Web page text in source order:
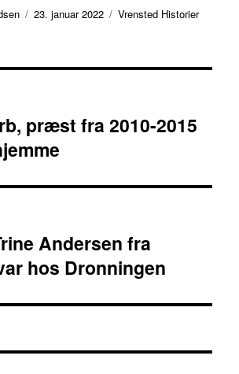
Udgivet
23. januar 2022 Kategorier
Vrensted Historier
præst fra 2010-2015
Andersen fra
hos Dronningen